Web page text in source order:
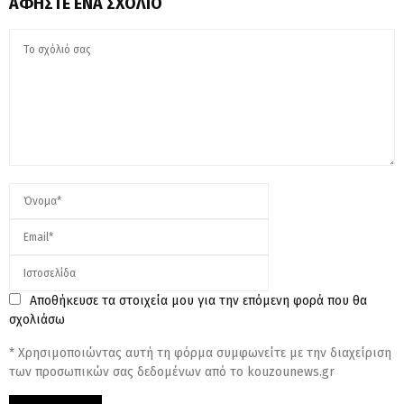
Αποθήκευσε τα στοιχεία μου για την επόμενη φορά που θα
σχολιάσω
* Χρησιμοποιώντας αυτή τη φόρμα συμφωνείτε με την διαχείριση
των προσωπικών σας δεδομένων από το kouzounews.gr